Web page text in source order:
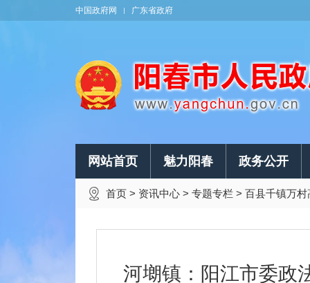
中国政府网 广东省政府
网站首页 魅力阳春 政务公开
首页 > 资讯中心 > 专题专栏 > 百县千镇万
河㙟镇：阳江市委政